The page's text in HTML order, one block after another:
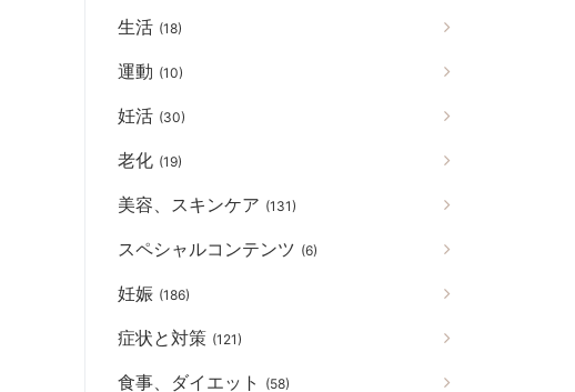
生活 (18)
運動 (10)
妊活 (30)
老化 (19)
美容、スキンケア (131)
スペシャルコンテンツ (6)
妊娠 (186)
症状と対策 (121)
食事、ダイエット (58)